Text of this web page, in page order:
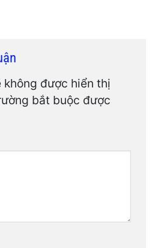
không được hiển thị
bắt buộc được